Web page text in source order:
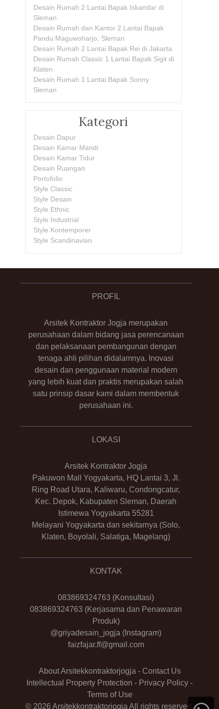
Desain Rumah 2 Lantai Bapak Iskandar di
Sleman
Desain Rumah dan Kantor 2 Lantai Bapak
Pandu Maguwoharjo, Sleman
Desain Rumah 2 Lantai Bapak Rei di Jakarta
Desain Rumah Classic 1 Lantai Bapak Sigit di
Klaten
Desain Rumah 1 Lantai Bapak Sonny
Sleman
Kategori
Desain Dapur
Desain Kamar Mandi
Desain Kamar Tidur
Desain Ruangan
Portofolio
Style Classic
Style Desain
Style Ethnic
Style Industrial
Style Kontemporer
Style Scandinavian
PROFIL
Arsitek Kontraktor Jogja merupakan
perusahaan dalam bidang jasa perencanaan
dan pelaksanaan pembangunan dengan
tenaga ahli pilihan didalamnya. Inovasi
desain dan penggunaan material modern
yang lebih kuat dan praktis merupakan salah
satu prinsip dasar kami dalam membentuk
perusahaan ini.
LOKASI
Arsitek Kontraktor Jogja
Pakuwon Mall Yogyakarta, HQ Lantai 3, Jl.
Ring Road Utara, Kaliwaru, Condongcatur,
Kec. Depok, Kabupaten Sleman, Daerah
Istimewa Yogyakarta 55281
Melayani Yogyakarta dan sekitarnya (Solo,
Klaten, Boyolali, Salatiga, Magelang)
KONTAK
083869324763 (Konsultasi)
083869324763 (Kerjasama dan Penawaran
Produk)
@griyadesain_jogja (Instagram)
faizfajar.ff@gmail.com
About Arsitekkontraktorjogja - Contact Us
Intellectual Property Protection - Privacy Policy -
Terms of Use
© 2026 Arsitekkontraktorjogja All rights reserved.